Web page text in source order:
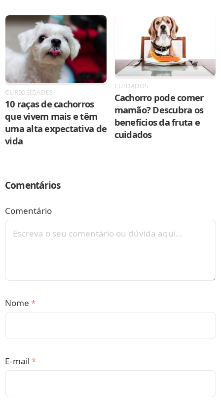
CURIOSIDADES
10 raças de cachorros
que vivem mais e têm
uma alta expectativa de
vida
CUIDADOS
Cachorro pode comer
mamão? Descubra os
benefícios da fruta e
cuidados
Comentários
Comentário
Nome *
E-mail *